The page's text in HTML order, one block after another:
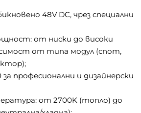
48V DC, чрез специални
от ниски до високи
от типа модул (спот,
за професионални и дизайнерски
от 2700K (топло) до